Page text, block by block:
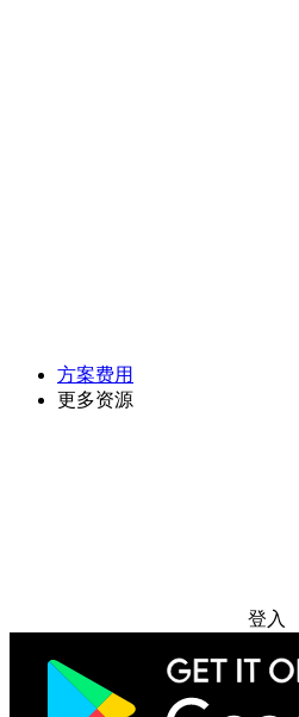
方案费用
更多资源
登入